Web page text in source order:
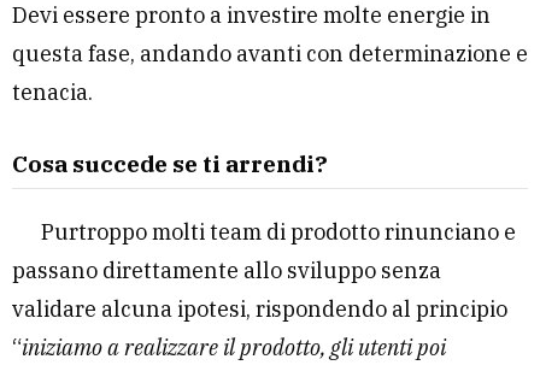
Devi essere pronto a investire molte energie in
questa fase, andando avanti con determinazione e
tenacia.
Cosa succede se ti arrendi?
Purtroppo molti team di prodotto rinunciano e
passano direttamente allo sviluppo senza
validare alcuna ipotesi, rispondendo al principio
“iniziamo a realizzare il prodotto, gli utenti poi